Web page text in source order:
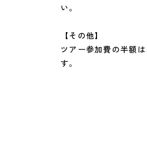
い。
【その他】
ツアー参加費の半額
す。